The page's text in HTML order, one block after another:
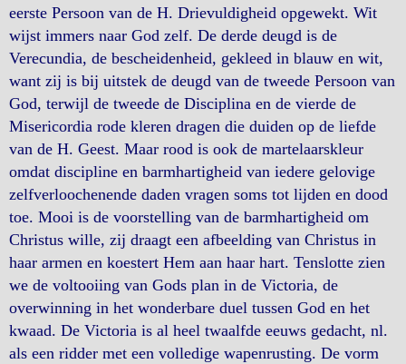
eerste Persoon van de H. Drievuldigheid opgewekt. Wit
wijst immers naar God zelf. De derde deugd is de
Verecundia, de bescheidenheid, gekleed in blauw en wit,
want zij is bij uitstek de deugd van de tweede Persoon van
God, terwijl de tweede de Disciplina en de vierde de
Misericordia rode kleren dragen die duiden op de liefde
van de H. Geest. Maar rood is ook de martelaarskleur
omdat discipline en barmhartigheid van iedere gelovige
zelfverloochenende daden vragen soms tot lijden en dood
toe. Mooi is de voorstelling van de barmhartigheid om
Christus wille, zij draagt een afbeelding van Christus in
haar armen en koestert Hem aan haar hart. Tenslotte zien
we de voltooiing van Gods plan in de Victoria, de
overwinning in het wonderbare duel tussen God en het
kwaad. De Victoria is al heel twaalfde eeuws gedacht, nl.
als een ridder met een volledige wapenrusting. De vorm